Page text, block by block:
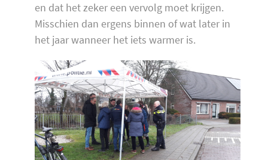
en dat het zeker een vervolg moet krijgen.
Misschien dan ergens binnen of wat later in
het jaar wanneer het iets warmer is.